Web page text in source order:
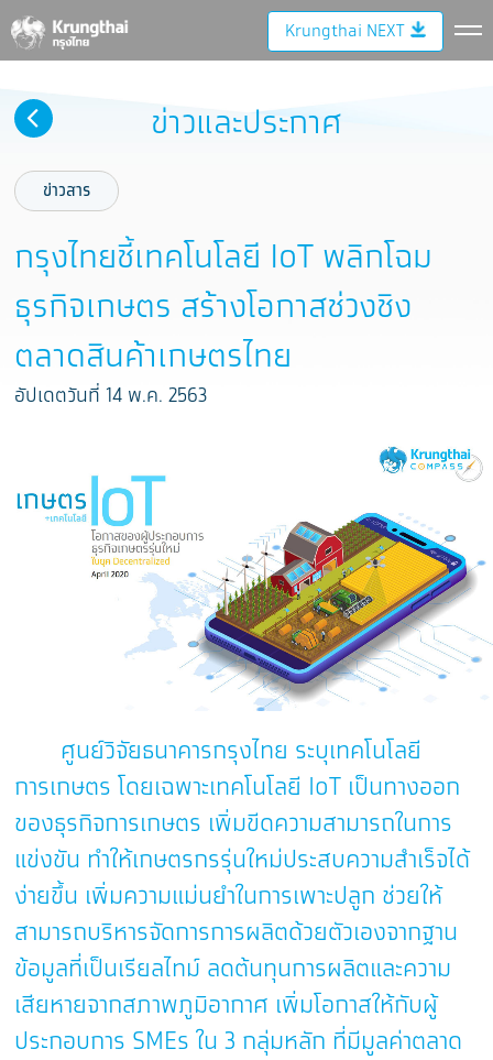
Krungthai NEXT
ข่าวและประกาศ
ข่าวสาร
กรุงไทยชี้เทคโนโลยี IoT พลิกโฉม
ธุรกิจเกษตร สร้างโอกาสช่วงชิง
ตลาดสินค้าเกษตรไทย
อัปเดตวันที่ 14 พ.ค. 2563
ศูนย์วิจัยธนาคารกรุงไทย ระบุเทคโนโลยี
การเกษตร โดยเฉพาะเทคโนโลยี IoT เป็นทางออก
ของธุรกิจการเกษตร เพิ่มขีดความสามารถในการ
แข่งขัน ทำให้เกษตรกรรุ่นใหม่ประสบความสำเร็จได้
ง่ายขึ้น เพิ่มความแม่นยำในการเพาะปลูก ช่วยให้
สามารถบริหารจัดการการผลิตด้วยตัวเองจากฐาน
ข้อมูลที่เป็นเรียลไทม์ ลดต้นทุนการผลิตและความ
เสียหายจากสภาพภูมิอากาศ เพิ่มโอกาสให้กับผู้
ประกอบการ SMEs ใน 3 กลุ่มหลัก ที่มีมูลค่าตลาด